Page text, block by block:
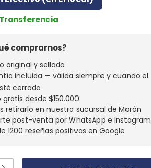
comprarnos?
original y sellado
incluida — válida siempre y cuando el
cerrado
gratis desde $150.000
retirarlo en nuestra sucursal de Morón
post-venta por WhatsApp e Instagram
1200 reseñas positivas en Google